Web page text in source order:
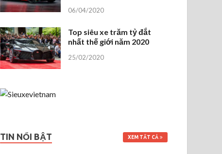
06/04/2020
Top siêu xe trăm tỷ đắt
nhất thế giới năm 2020
25/02/2020
TIN NỔI BẬT XEM TẤT CẢ